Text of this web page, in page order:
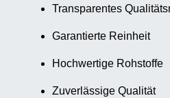
Transparentes
Garantierte Reinheit
Hochwertige Rohstoffe
Zuverlässige Qualität